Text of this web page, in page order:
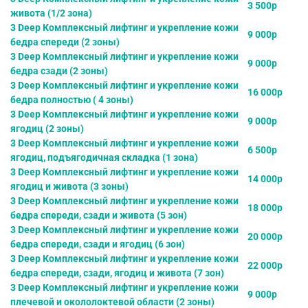
живота (1/2 зона)
3 500р
3 Deep Комплексный лифтинг и укрепление кожи
бедра спереди (2 зоны)
9 000р
3 Deep Комплексный лифтинг и укрепление кожи
бедра сзади (2 зоны)
9 000р
3 Deep Комплексный лифтинг и укрепление кожи
бедра полностью ( 4 зоны)
16 000р
3 Deep Комплексный лифтинг и укрепление кожи
ягодиц (2 зоны)
9 000р
3 Deep Комплексный лифтинг и укрепление кожи
ягодиц, подъягодичная складка (1 зона)
6 500р
3 Deep Комплексный лифтинг и укрепление кожи
ягодиц и живота (3 зоны)
14 000р
3 Deep Комплексный лифтинг и укрепление кожи
бедра спереди, сзади и живота (5 зон)
18 000р
3 Deep Комплексный лифтинг и укрепление кожи
бедра спереди, сзади и ягодиц (6 зон)
20 000р
3 Deep Комплексный лифтинг и укрепление кожи
бедра спереди, сзади, ягодиц и живота (7 зон)
22 000р
3 Deep Комплексный лифтинг и укрепление кожи
плечевой и окололоктевой области (2 зоны)
9 000р